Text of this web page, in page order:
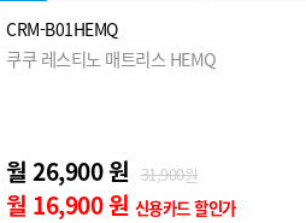
CRM-B01HEMQ
쿠쿠 레스티노 매트리스 HEMQ
월 26,900 원 31,900원
월 16,900 원 신용카드 할인가